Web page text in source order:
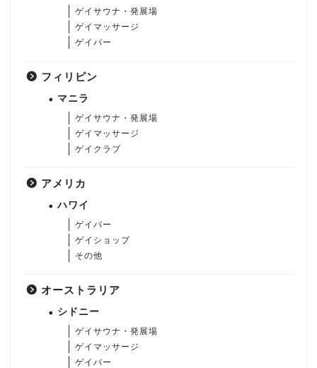
ゲイサウナ・発展場
ゲイマッサージ
ゲイバー
フィリピン
マニラ
ゲイサウナ・発展場
ゲイマッサージ
ゲイクラブ
アメリカ
ハワイ
ゲイバー
ゲイショップ
その他
オーストラリア
シドニー
ゲイサウナ・発展場
ゲイマッサージ
ゲイバー